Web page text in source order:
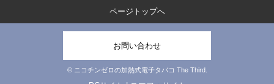
ページトップへ
お問い合わせ
© ニコチンゼロの加熱式電子タバコ The Third.